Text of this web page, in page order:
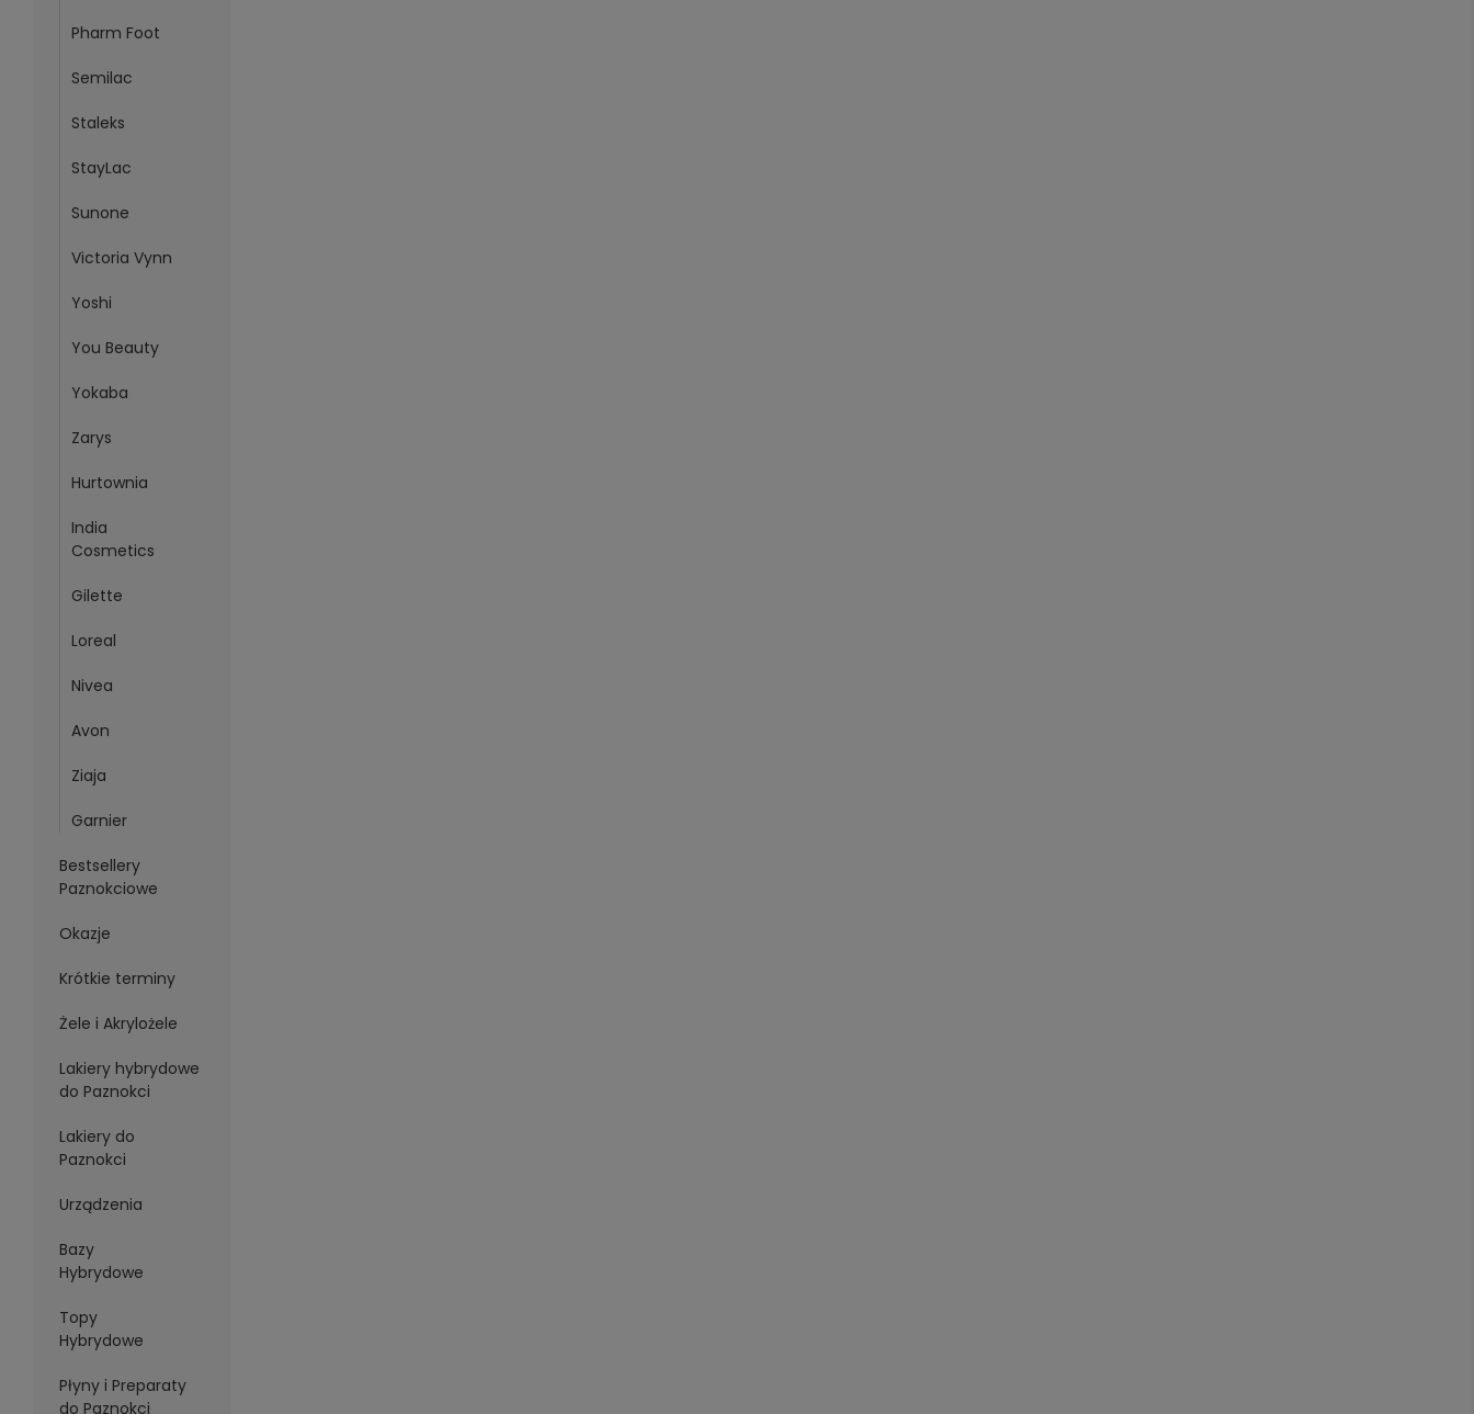
Pharm Foot
Semilac
Staleks
StayLac
Sunone
Victoria Vynn
Yoshi
You Beauty
Yokaba
Zarys
Hurtownia
India
Cosmetics
Gilette
Loreal
Nivea
Avon
Ziaja
Garnier
Bestsellery
Paznokciowe
Okazje
Krótkie terminy
Żele i Akrylożele
Lakiery hybrydowe
do Paznokci
Lakiery do
Paznokci
Urządzenia
Bazy
Hybrydowe
Topy
Hybrydowe
Płyny i Preparaty
do Paznokci